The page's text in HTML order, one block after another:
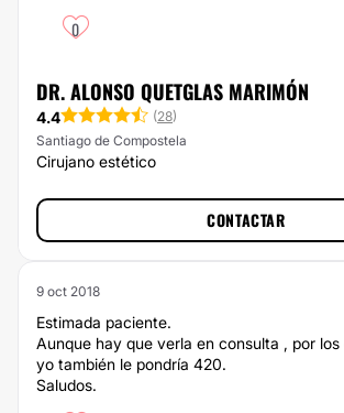
0
DR. ALONSO QUETGLAS MARIMÓN
4.4 (28)
Santiago de Compostela
Cirujano estético
CONTACTAR
9 oct 2018
Estimada paciente.
Aunque hay que verla en consulta , por los
yo también le pondría 420.
Saludos.